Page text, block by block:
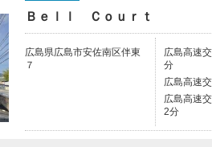
Ｂｅｌｌ Ｃｏｕｒｔ
広島県広島市安佐南区伴東
７
広島高速
分
広島高速
広島高速
2分